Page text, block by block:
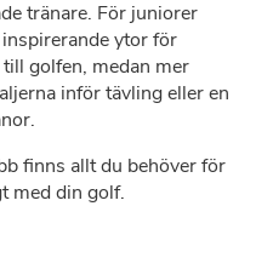
tränare. För juniorer
ytor för
golfen, medan mer
inför tävling eller en
finns allt du behöver för
med din golf.